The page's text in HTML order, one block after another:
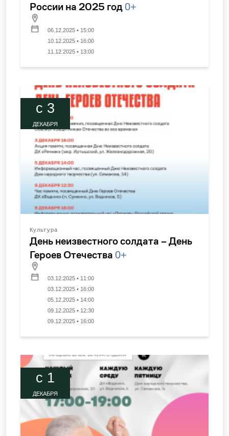
России на 2025 год0+
06.12.2025 • 15:00
10.12.2025 • 16:00
11.12.2025 • 13:00
c 3
ДЕКАБРЯ
Культура
День неизвестного солдата – День
Героев Отечества 0+
03.12.2025 • 11:00
03.12.2025 • 16:00
05.12.2025 • 14:00
09.12.2025 • 12:30
09.12.2025 • 16:00
c 1
ДЕКАБРЯ